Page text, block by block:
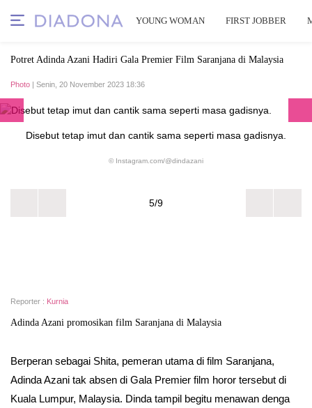
YOUNG WOMAN FIRST JOBBER
Potret Adinda Azani Hadiri Gala Premier Film Saranjana di Malaysia
Photo | Senin, 20 November 2023 18:36
Disebut tetap imut dan cantik sama seperti masa gadisnya.
© Instagram.com/@dindazani
5/9
Reporter : Kurnia
Adinda Azani promosikan film Saranjana di Malaysia
Berperan sebagai Shita, pemeran utama di film Saranjana,
Adinda Azani tak absen di Gala Premier film horor tersebut di
Kuala Lumpur, Malaysia. Dinda tampil begitu menawan denga